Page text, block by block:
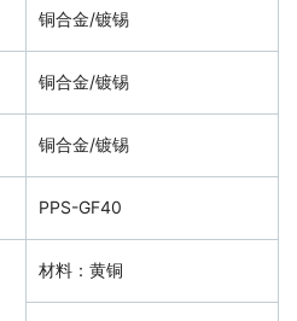
铜合金/镀锡
铜合金/镀锡
铜合金/镀锡
PPS-GF40
材料：黄铜